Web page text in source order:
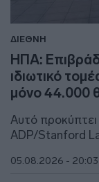
ΔΙΕΘΝΗ
ΗΠΑ:
ιδιωτικό
μόνο 44.000
Αυτό
ADP/Stanford
05.08.2026 - 20:03